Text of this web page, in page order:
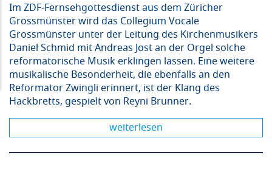
Im ZDF-Fernsehgottesdienst aus dem Züricher
Grossmünster wird das Collegium Vocale
Grossmünster unter der Leitung des Kirchenmusikers
Daniel Schmid mit Andreas Jost an der Orgel solche
reformatorische Musik erklingen lassen. Eine weitere
musikalische Besonderheit, die ebenfalls an den
Reformator Zwingli erinnert, ist der Klang des
Hackbretts, gespielt von Reyni Brunner.
weiterlesen